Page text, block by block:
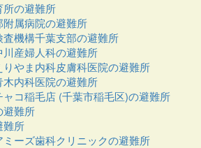
の避難所
属病院の避難所
査機構千葉支部の避難所
川産婦人科の避難所
りやま内科皮膚科医院の避難所
木内科医院の避難所
コ稲毛店 (千葉市稲毛区)の避難所
避難所
難所
ミーズ歯科クリニックの避難所